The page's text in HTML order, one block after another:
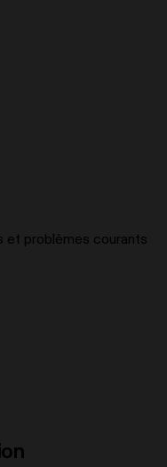
et problèmes courants